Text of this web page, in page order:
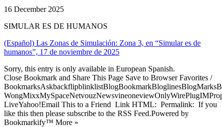
16 December 2025
SIMULAR ES DE HUMANOS
(Español) Las Zonas de Simulación: Zona 3, en “Simular es de
humanos”, 17 de noviembre de 2025
Sorry, this entry is only available in European Spanish.
Close Bookmark and Share This Page Save to Browser Favorites /
LiveYahoo!Email This to a Friend Link HTML: Permalink: If you
like this then please subscribe to the RSS Feed.Powered by
Bookmarkify™ More »